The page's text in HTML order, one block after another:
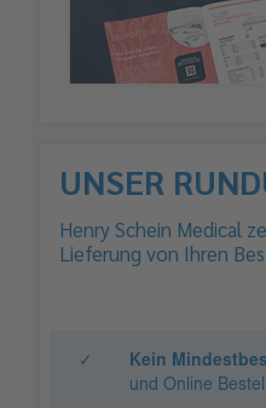
UNSER
Henry Schein Medical
Lieferung von Ihren
✓
Kein
und Online